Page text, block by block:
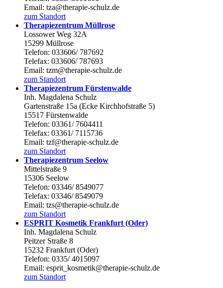
Email: tza@therapie-schulz.de
zum Standort
Therapiezentrum Müllrose
Lossower Weg 32A
15299 Müllrose
Telefon: 033606/ 787692
Telefax: 033606/ 787693
Email: tzm@therapie-schulz.de
zum Standort
Therapiezentrum Fürstenwalde
Inh. Magdalena Schulz
Gartenstraße 15a (Ecke Kirchhofstraße 5)
15517 Fürstenwalde
Telefon: 03361/ 7604411
Telefax: 03361/ 7115736
Email: tzf@therapie-schulz.de
zum Standort
Therapiezentrum Seelow
Mittelstraße 9
15306 Seelow
Telefon: 03346/ 8549077
Telefax: 03346/ 8549079
Email: tzs@therapie-schulz.de
zum Standort
ESPRIT Kosmetik Frankfurt (Oder)
Inh. Magdalena Schulz
Peitzer Straße 8
15232 Frankfurt (Oder)
Telefon: 0335/ 4015097
Email: esprit_kosmetik@therapie-schulz.de
zum Standort